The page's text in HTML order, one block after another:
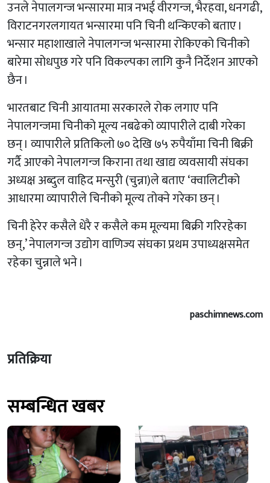
उनले नेपालगन्ज भन्सारमा मात्र नभई वीरगन्ज, भैरहवा, धनगढी,
विराटनगरलगायत भन्सारमा पनि चिनी थन्किएको बताए ।
भन्सार महाशाखाले नेपालगन्ज भन्सारमा रोकिएको चिनीको
बारेमा सोधपुछ गरे पनि विकल्पका लागि कुनै निर्देशन आएको
छैन ।
भारतबाट चिनी आयातमा सरकारले रोक लगाए पनि
नेपालगन्जमा चिनीको मूल्य नबढेको व्यापारीले दाबी गरेका
छन् । व्यापारीले प्रतिकिलो ७० देखि ७५ रुपैयाँमा चिनी बिक्री
गर्दै आएको नेपालगन्ज किराना तथा खाद्य व्यवसायी संघका
अध्यक्ष अब्दुल वाहिद मन्सुरी (चुन्ना)ले बताए ‘क्वालिटीको
आधारमा व्यापारीले चिनीको मूल्य तोक्ने गरेका छन् ।
चिनी हेरेर कसैले धेरै र कसैले कम मूल्यमा बिक्री गरिरहेका
छन्,’ नेपालगन्ज उद्योग वाणिज्य संघका प्रथम उपाध्यक्षसमेत
रहेका चुन्नाले भने ।
paschimnews.com
प्रतिक्रिया
सम्बन्धित खबर